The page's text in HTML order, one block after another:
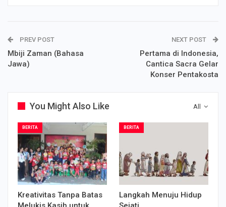
PREV POST
Mbiji Zaman (Bahasa
Jawa)
NEXT POST
Pertama di Indonesia,
Cantica Sacra Gelar
Konser Pentakosta
All
You Might Also Like
BERITA
Kreativitas Tanpa Batas
BERITA
Langkah Menuju Hidup